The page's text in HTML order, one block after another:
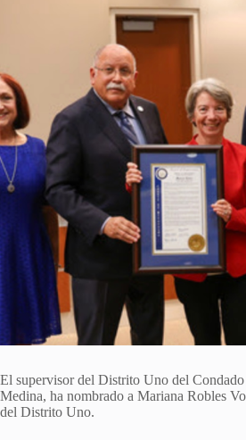
El supervisor del Distrito Uno del Condado
Medina, ha nombrado a Mariana Robles
del Distrito Uno.